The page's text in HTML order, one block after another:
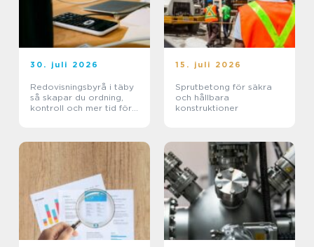
30. juli 2026
Redovisningsbyrå i täby
så skapar du ordning,
kontroll och mer tid för
15. juli 2026
Sprutbetong för säkra
och hållbara
konstruktioner